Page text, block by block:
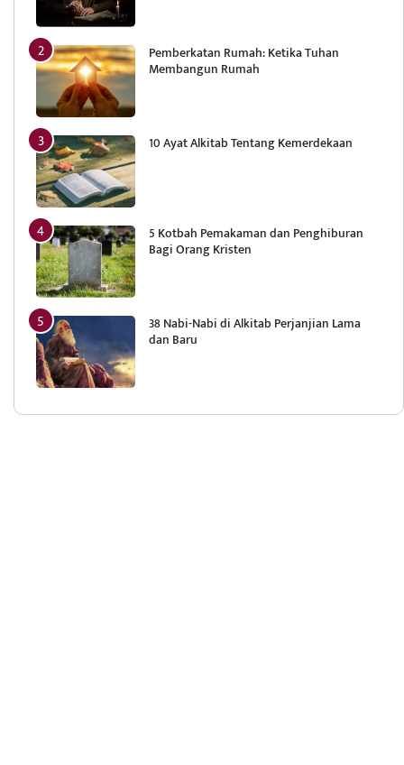
Pemberkatan Rumah: Ketika Tuhan
Membangun Rumah
10 Ayat Alkitab Tentang Kemerdekaan
5 Kotbah Pemakaman dan Penghiburan
Bagi Orang Kristen
38 Nabi-Nabi di Alkitab Perjanjian Lama
dan Baru